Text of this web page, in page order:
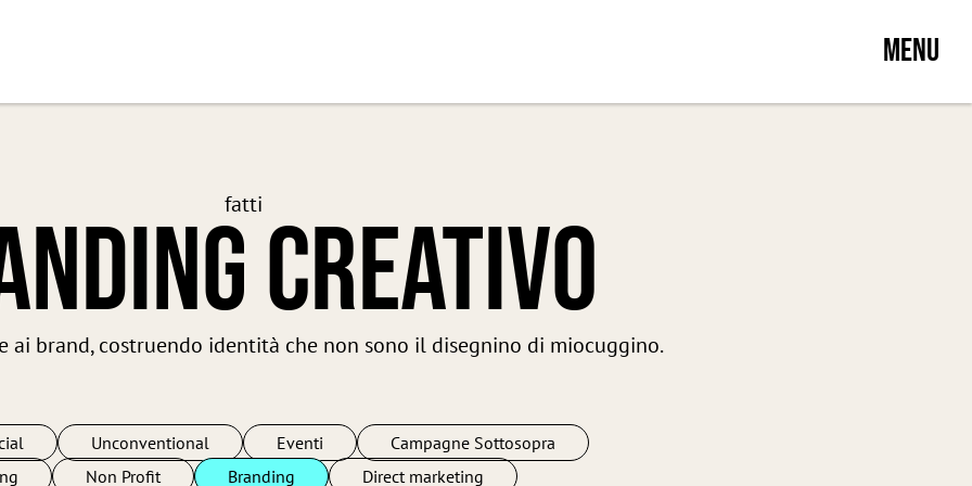
MENU
fattiCREATIVO
ai brand, costruendo identità che non sono il disegnino di miocuggino.
Unconventional Eventi
Campagne Sottosopra
Non Profit Branding
Direct marketing